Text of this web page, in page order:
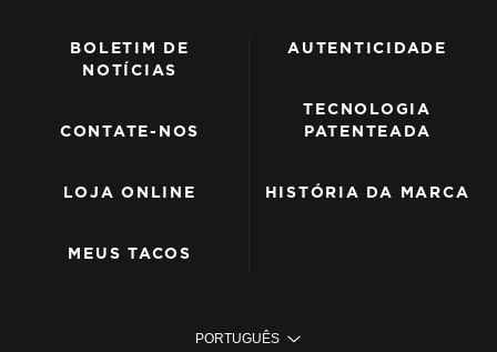
BOLETIM DE
NOTÍCIAS
CONTATE-NOS
LOJA ONLINE
MEUS TACOS
AUTENTICIDADE
TECNOLOGIA
PATENTEADA
HISTÓRIA DA MARCA
PORTUGUÊS